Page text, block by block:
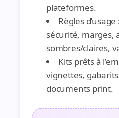
plateformes.
Règles
sécurité, marges,
sombres/claires,
Kits prêts à
vignettes,
documents print.